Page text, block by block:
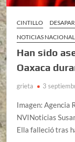
CINTILLO
NOTICIAS
Han sido
Oaxaca
grieta 3
Imagen: Agencia
NVINoticias
Ella falleció tras